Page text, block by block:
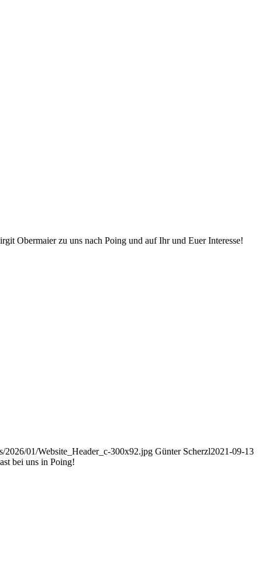
Obermaier zu uns nach Poing und auf Ihr und Euer Interesse!
01/Website_Header_c-300x92.jpg Günter Scherzl2021-09-13
bei uns in Poing!